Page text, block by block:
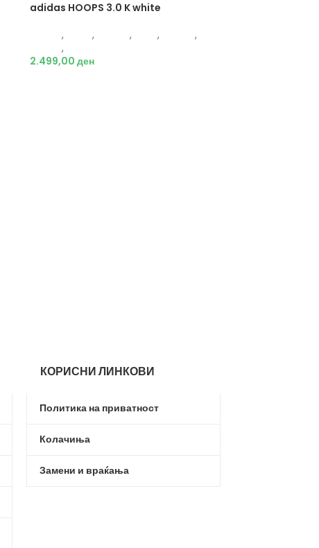
adidas HOOPS 3.0 K white
, , , ,
,
,
2.499,00 ден
КОРИСНИ ЛИНКОВИ
Политика на приватност
Колачиња
Замени и враќања